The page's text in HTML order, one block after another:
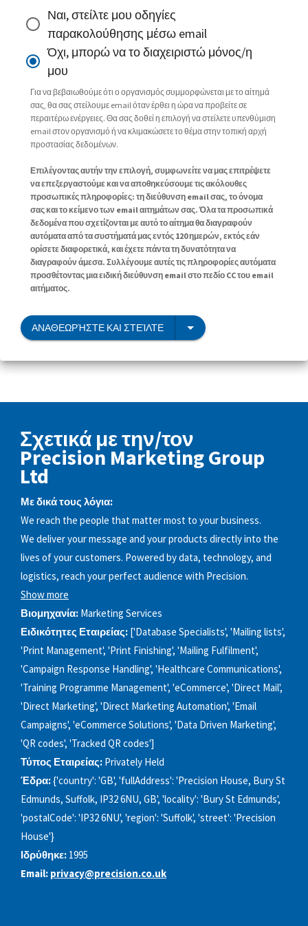
Ναι, στείλτε μου οδηγίες
παρακολούθησης μέσω email
Όχι, μπορώ να το διαχειριστώ μόνος/η
μου
Για να βεβαιωθούμε ότι ο οργανισμός συμμορφώνεται με το αίτημά
σας, θα σας στείλουμε email όταν έρθει η ώρα να προβείτε σε
περαιτέρω ενέργειες. Θα σας δοθεί η επιλογή να στείλετε υπενθύμιση
email στον οργανισμό ή να κλιμακώσετε το θέμα στην τοπική αρχή
προστασίας δεδομένων.
Επιλέγοντας αυτήν την επιλογή, συμφωνείτε να μας επιτρέψετε
να επεξεργαστούμε και να αποθηκεύσουμε τις ακόλουθες
προσωπικές πληροφορίες: τη διεύθυνση email σας, το όνομα
σας και το κείμενο των email αιτημάτων σας. Όλα τα προσωπικά
δεδομένα που σχετίζονται με αυτό το αίτημα θα διαγραφούν
αυτόματα από τα συστήματά μας εντός 120 ημερών, εκτός εάν
ορίσετε διαφορετικά, και έχετε πάντα τη δυνατότητα να
διαγραφούν άμεσα. Συλλέγουμε αυτές τις πληροφορίες αυτόματα
προσθέτοντας μια ειδική διεύθυνση email στο πεδίο CC του email
αιτήματος.
ΑΝΑΘΕΩΡΉΣΤΕ ΚΑΙ ΣΤΕΊΛΤΕ
Σχετικά με την/τον
Precision Marketing Group
Ltd
Με δικά τους λόγια:
We reach the people that matter most to your business.
We deliver your message and your products directly into the
lives of your customers. Powered by data, technology, and
logistics, reach your perfect audience with Precision.
Show more
Βιομηχανία: Marketing Services
Ειδικότητες Εταιρείας: ['Database Specialists', 'Mailing lists',
'Print Management', 'Print Finishing', 'Mailing Fulfilment',
'Campaign Response Handling', 'Healthcare Communications',
'Training Programme Management', 'eCommerce', 'Direct Mail',
'Direct Marketing', 'Direct Marketing Automation', 'Email
Campaigns', 'eCommerce Solutions', 'Data Driven Marketing',
'QR codes', 'Tracked QR codes']
Τύπος Εταιρείας: Privately Held
Έδρα:{'country': 'GB', 'fullAddress': 'Precision House, Bury St
Edmunds, Suffolk, IP32 6NU, GB', 'locality': 'Bury St Edmunds',
'postalCode': 'IP32 6NU', 'region': 'Suffolk', 'street': 'Precision
House'}
Ιδρύθηκε: 1995
Email: privacy@precision.co.uk